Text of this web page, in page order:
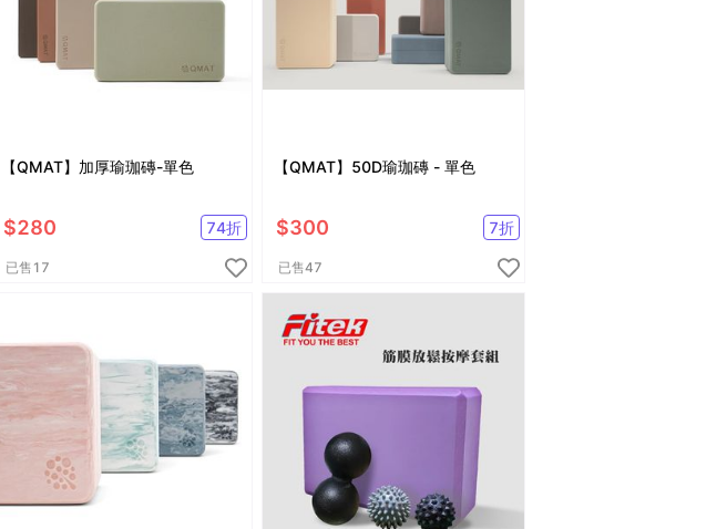
【QMAT】加厚瑜珈磚-單色
$280 74折
已售 17
【QMAT】50D瑜珈磚 - 單色
$300 7折
已售47